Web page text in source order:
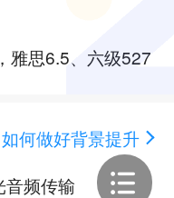
雅思6.5、六级527
如何做好背景提升
频传输